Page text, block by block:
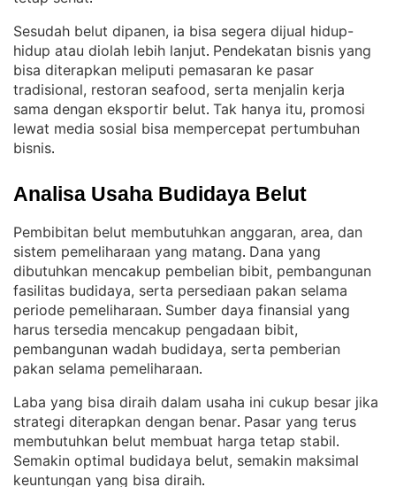
Sesudah belut dipanen, ia bisa segera dijual hidup-
hidup atau diolah lebih lanjut. Pendekatan bisnis yang
bisa diterapkan meliputi pemasaran ke pasar
tradisional, restoran seafood, serta menjalin kerja
sama dengan eksportir belut. Tak hanya itu, promosi
lewat media sosial bisa mempercepat pertumbuhan
bisnis.
Analisa Usaha Budidaya Belut
Pembibitan belut membutuhkan anggaran, area, dan
sistem pemeliharaan yang matang. Dana yang
dibutuhkan mencakup pembelian bibit, pembangunan
fasilitas budidaya, serta persediaan pakan selama
periode pemeliharaan. Sumber daya finansial yang
harus tersedia mencakup pengadaan bibit,
pembangunan wadah budidaya, serta pemberian
pakan selama pemeliharaan.
Laba yang bisa diraih dalam usaha ini cukup besar jika
strategi diterapkan dengan benar. Pasar yang terus
membutuhkan belut membuat harga tetap stabil
Semakin optimal budidaya belut, semakin maksimal
keuntungan yang bisa diraih.